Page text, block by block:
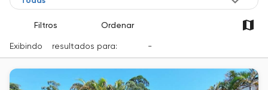
Filtros Ordenar
Exibindo resultados para: -